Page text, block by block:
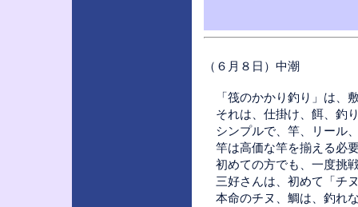
（６月８日）中潮
「筏のかかり釣り」は、
それは、仕掛け、餌、釣
シンプルで、竿、リール
竿は高価な竿を揃える必
初めての方でも、一度挑
三好さんは、初めて「チ
本命のチヌ、鯛は、釣れ